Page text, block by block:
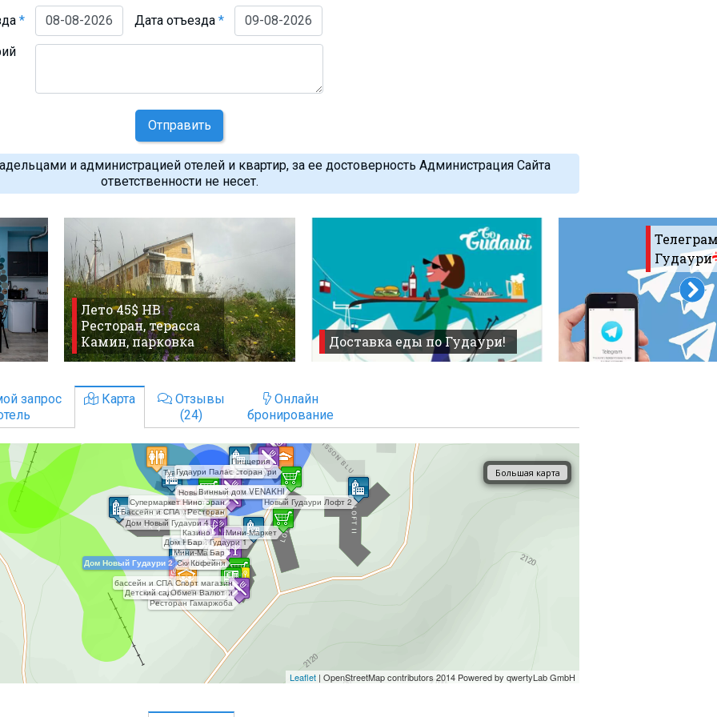
* Дата отъезда*
Отправить
и администрацией отелей и квартир, за ее достоверность Администрация Сайта
ответственности не несет.
Лето 45$ HB
Ресторан, терасса
Камин, парковка
Доставка еды по Гудаури!
Гудаури
запрос
Карта
Отзывы
(24)
Онлайн
бронирование